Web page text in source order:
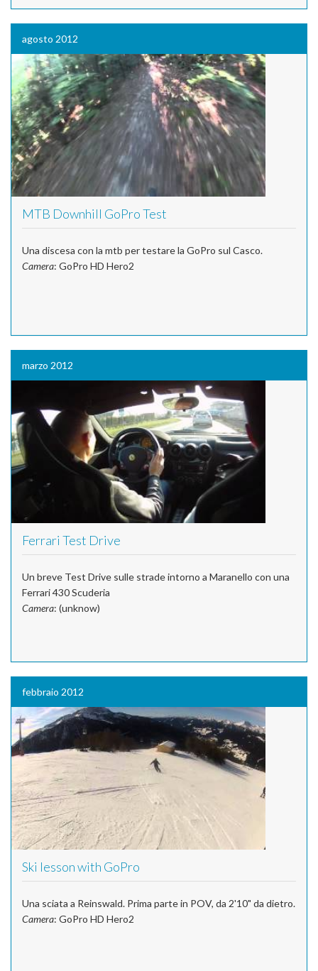
agosto 2012
MTB Downhill GoPro Test
Una discesa con la mtb per testare la GoPro sul Casco.
Camera: GoPro HD Hero2
marzo 2012
Ferrari Test Drive
Un breve Test Drive sulle strade intorno a Maranello con una
Ferrari 430 Scuderia
Camera: (unknow)
febbraio 2012
Ski lesson with GoPro
Una sciata a Reinswald. Prima parte in POV, da 2'10" da dietro.
Camera: GoPro HD Hero2